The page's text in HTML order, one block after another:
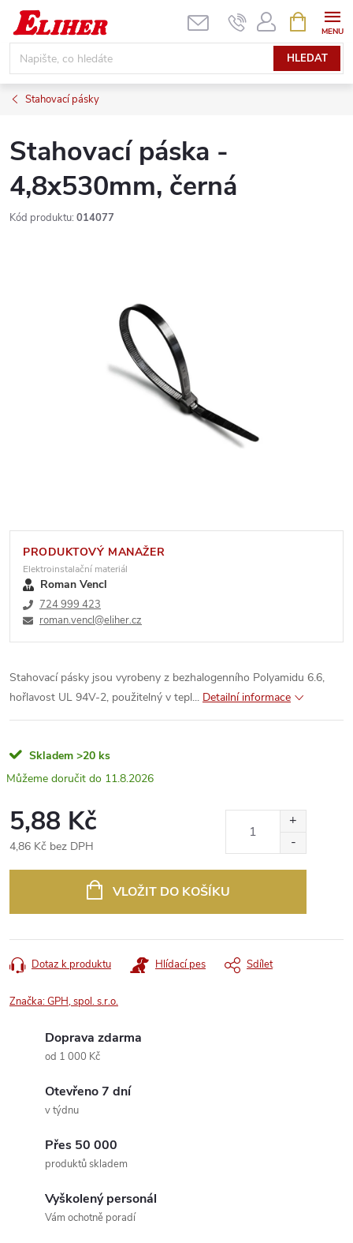
Přejít
obsah
HLEDAT
NÁKUPNÍ
KOŠÍK
Stahovací pásky
Stahovací páska -
4,8x530mm, černá
Kód produktu: 014077
PRODUKTOVÝ MANAŽER
Elektroinstalační materiál
Roman Vencl
724 999 423
roman.vencl@eliher.cz
Stahovací pásky jsou vyrobeny z bezhalogenního Polyamidu 6.6,
hořlavost UL 94V-2, použitelný v tepl... Detailní informace
Skladem >20 ks
11.8.2026
5,88 Kč
4,86 Kč bez DPH
VLOŽIT DO KOŠÍKU
Dotaz k produktu Hlídací pes Sdílet
Značka:GPH, spol. s.r.o.
Doprava zdarma
od 1 000 Kč
Otevřeno 7 dní
v týdnu
Přes 50 000
produktů skladem
Vyškolený personál
Vám ochotně poradí